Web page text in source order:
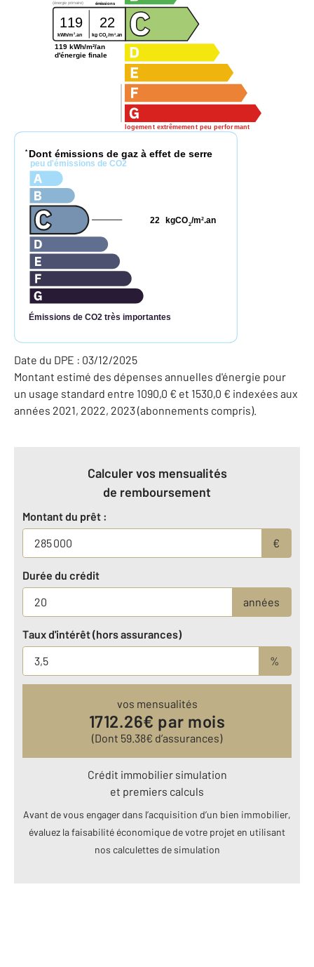
logement extrêmement peu performant
émissions
(énergie primaire)
119 22
kWh/m 2 .an kg CO2/m2.an
119 kWh/m²/an
d'énergie finale
* Dont émissions de gaz à effet de serre
peu d'émissions de CO2
Émissions de CO2 très importantes
kgCO2/m2.an
22
Date du DPE : 03/12/2025
Montant estimé des dépenses annuelles d'énergie pour
un usage standard entre 1090,0 € et 1530,0 € indexées aux
années 2021, 2022, 2023 (abonnements compris).
Calculer vos mensualités
de remboursement
Montant du prêt :
€
Durée du crédit
années
Taux d'intérêt (hors assurances)
%
vos mensualités
1712.26€ par mois
(Dont 59.38€ d’assurances)
Crédit immobilier simulation
et premiers calculs
Avant de vous engager dans l’acquisition d’un bien immobilier,
évaluez la faisabilité économique de votre projet en utilisant
nos calculettes de simulation